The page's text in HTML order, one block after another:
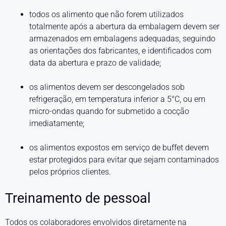
todos os alimento que não forem utilizados
totalmente após a abertura da embalagem devem ser
armazenados em embalagens adequadas, seguindo
as orientações dos fabricantes, e identificados com
data da abertura e prazo de validade;
os alimentos devem ser descongelados sob
refrigeração, em temperatura inferior a 5°C, ou em
micro-ondas quando for submetido a cocção
imediatamente;
os alimentos expostos em serviço de buffet devem
estar protegidos para evitar que sejam contaminados
pelos próprios clientes.
Treinamento de pessoal
Todos os colaboradores envolvidos diretamente na